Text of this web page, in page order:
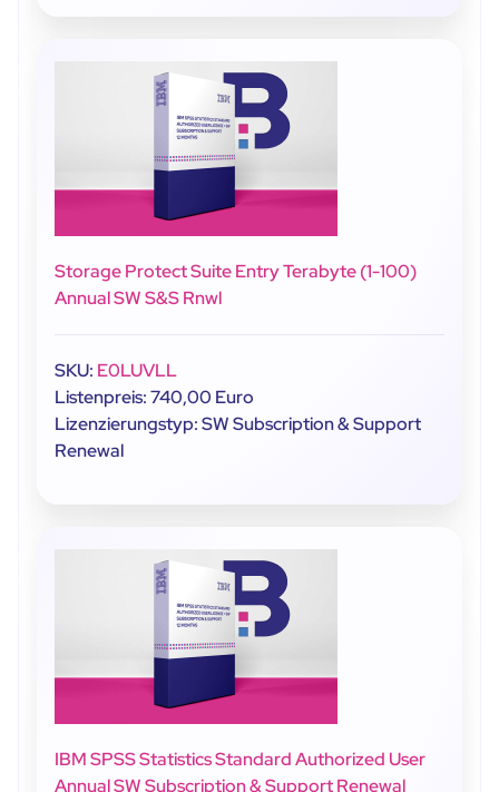
Storage Protect Suite Entry Terabyte (1-100)
Annual SW S&S Rnwl
SKU: E0LUVLL
Listenpreis: 740,00 Euro
Lizenzierungstyp: SW Subscription & Support
Renewal
IBM SPSS Statistics Standard Authorized User
Annual SW Subscription & Support Renewal